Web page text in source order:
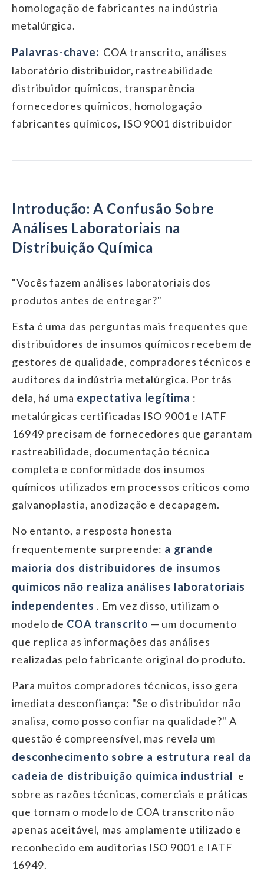
homologação de fabricantes na indústria
metalúrgica.
Palavras-chave: COA transcrito, análises
laboratório distribuidor, rastreabilidade
distribuidor químicos, transparência
fornecedores químicos, homologação
fabricantes químicos, ISO 9001 distribuidor
Introdução: A Confusão Sobre
Análises Laboratoriais na
Distribuição Química
"Vocês fazem análises laboratoriais dos
produtos antes de entregar?"
Esta é uma das perguntas mais frequentes que
distribuidores de insumos químicos recebem de
gestores de qualidade, compradores técnicos e
auditores da indústria metalúrgica. Por trás
dela, há uma expectativa legítima :
metalúrgicas certificadas ISO 9001 e IATF
16949 precisam de fornecedores que garantam
rastreabilidade, documentação técnica
completa e conformidade dos insumos
químicos utilizados em processos críticos como
galvanoplastia, anodização e decapagem.
No entanto, a resposta honesta
frequentemente surpreende: a grande
maioria dos distribuidores de insumos
químicos não realiza análises laboratoriais
independentes . Em vez disso, utilizam o
modelo de COA transcrito — um documento
que replica as informações das análises
realizadas pelo fabricante original do produto.
Para muitos compradores técnicos, isso gera
imediata desconfiança: "Se o distribuidor não
analisa, como posso confiar na qualidade?" A
questão é compreensível, mas revela um
desconhecimento sobre a estrutura real da
cadeia de distribuição química industrial e
sobre as razões técnicas, comerciais e práticas
que tornam o modelo de COA transcrito não
apenas aceitável, mas amplamente utilizado e
reconhecido em auditorias ISO 9001 e IATF
16949.